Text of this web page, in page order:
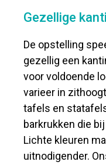
Gezellige
De opstelling
gezellig een
voor voldoende
varieer in
tafels en
barkrukken die
Lichte kleuren
uitnodigender.